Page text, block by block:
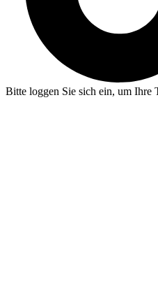
Bitte loggen Sie sich ein, um Ihre